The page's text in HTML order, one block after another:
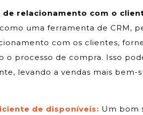
de relacionamento com o
uma ferramenta de CRM,
com os clientes,
o processo de compra. Isso
levando a vendas mais
de disponíveis: Um bom